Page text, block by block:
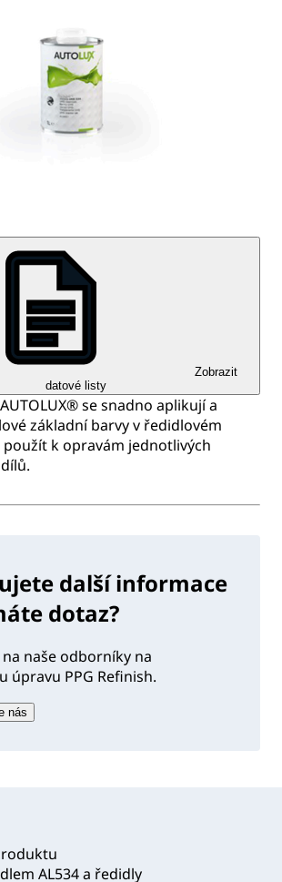
Zobrazit
datové listy
se snadno aplikují a
základní barvy v ředidlovém
použít k opravám jednotlivých
další informace
dotaz?
naše odborníky na
úpravu PPG Refinish.
nás
AL534 a ředidly